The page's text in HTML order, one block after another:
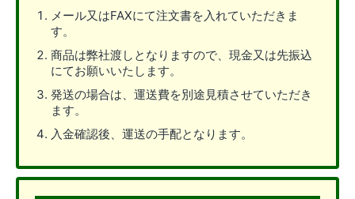
メール又はFAXにて注文書を入れていただきま
す。
商品は弊社渡しとなりますので、現金又は先振込
にてお願いいたします。
発送の場合は、運送費を別途見積させていただき
ます。
入金確認後、運送の手配となります。